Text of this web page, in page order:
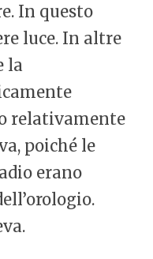
In questo
luce. In altre
la
relativamente
poiché le
erano